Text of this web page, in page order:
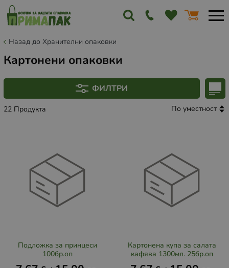
Назад до Хранителни опаковки
Картонени опаковки
ФИЛТРИ
22 Продукта По уместност
Подложка за принцеси
100бр.оп
Картонена купа за салата
кафява 1300мл. 25бр.оп